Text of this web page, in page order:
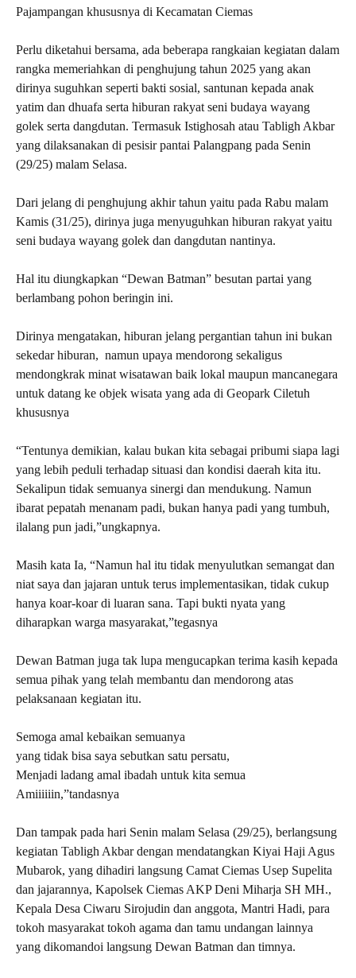
Pajampangan khususnya di Kecamatan Ciemas
Perlu diketahui bersama, ada beberapa rangkaian kegiatan dalam
rangka memeriahkan di penghujung tahun 2025 yang akan
dirinya suguhkan seperti bakti sosial, santunan kepada anak
yatim dan dhuafa serta hiburan rakyat seni budaya wayang
golek serta dangdutan. Termasuk Istighosah atau Tabligh Akbar
yang dilaksanakan di pesisir pantai Palangpang pada Senin
(29/25) malam Selasa.
Dari jelang di penghujung akhir tahun yaitu pada Rabu malam
Kamis (31/25), dirinya juga menyuguhkan hiburan rakyat yaitu
seni budaya wayang golek dan dangdutan nantinya.
Hal itu diungkapkan “Dewan Batman” besutan partai yang
berlambang pohon beringin ini.
Dirinya mengatakan, hiburan jelang pergantian tahun ini bukan
sekedar hiburan, namun upaya mendorong sekaligus
mendongkrak minat wisatawan baik lokal maupun mancanegara
untuk datang ke objek wisata yang ada di Geopark Ciletuh
khususnya
“Tentunya demikian, kalau bukan kita sebagai pribumi siapa lagi
yang lebih peduli terhadap situasi dan kondisi daerah kita itu.
Sekalipun tidak semuanya sinergi dan mendukung. Namun
ibarat pepatah menanam padi, bukan hanya padi yang tumbuh,
ilalang pun jadi,”ungkapnya.
Masih kata Ia, “Namun hal itu tidak menyulutkan semangat dan
niat saya dan jajaran untuk terus implementasikan, tidak cukup
hanya koar-koar di luaran sana. Tapi bukti nyata yang
diharapkan warga masyarakat,”tegasnya
Dewan Batman juga tak lupa mengucapkan terima kasih kepada
semua pihak yang telah membantu dan mendorong atas
pelaksanaan kegiatan itu.
Semoga amal kebaikan semuanya
yang tidak bisa saya sebutkan satu persatu,
Menjadi ladang amal ibadah untuk kita semua
Amiiiiiin,”tandasnya
Dan tampak pada hari Senin malam Selasa (29/25), berlangsung
kegiatan Tabligh Akbar dengan mendatangkan Kiyai Haji Agus
Mubarok, yang dihadiri langsung Camat Ciemas Usep Supelita
dan jajarannya, Kapolsek Ciemas AKP Deni Miharja SH MH.,
Kepala Desa Ciwaru Sirojudin dan anggota, Mantri Hadi, para
tokoh masyarakat tokoh agama dan tamu undangan lainnya
yang dikomandoi langsung Dewan Batman dan timnya.